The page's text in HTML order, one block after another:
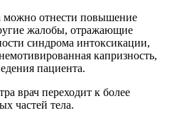
можно отнести повышение
жалобы, отражающие
синдрома интоксикации,
капризность,
пациента.
врач переходит к более
частей тела.